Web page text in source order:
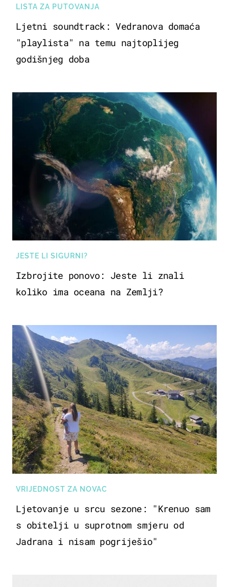
LISTA ZA PUTOVANJA
Ljetni soundtrack: Vedranova domaća
"playlista" na temu najtoplijeg
godišnjeg doba
JESTE LI SIGURNI?
Izbrojite ponovo: Jeste li znali
koliko ima oceana na Zemlji?
VRIJEDNOST ZA NOVAC
Ljetovanje u srcu sezone: "Krenuo sam
s obitelji u suprotnom smjeru od
Jadrana i nisam pogriješio"